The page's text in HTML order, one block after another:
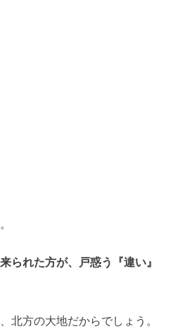
られた方が、戸惑う『違い』
北方の大地だからでしょう。